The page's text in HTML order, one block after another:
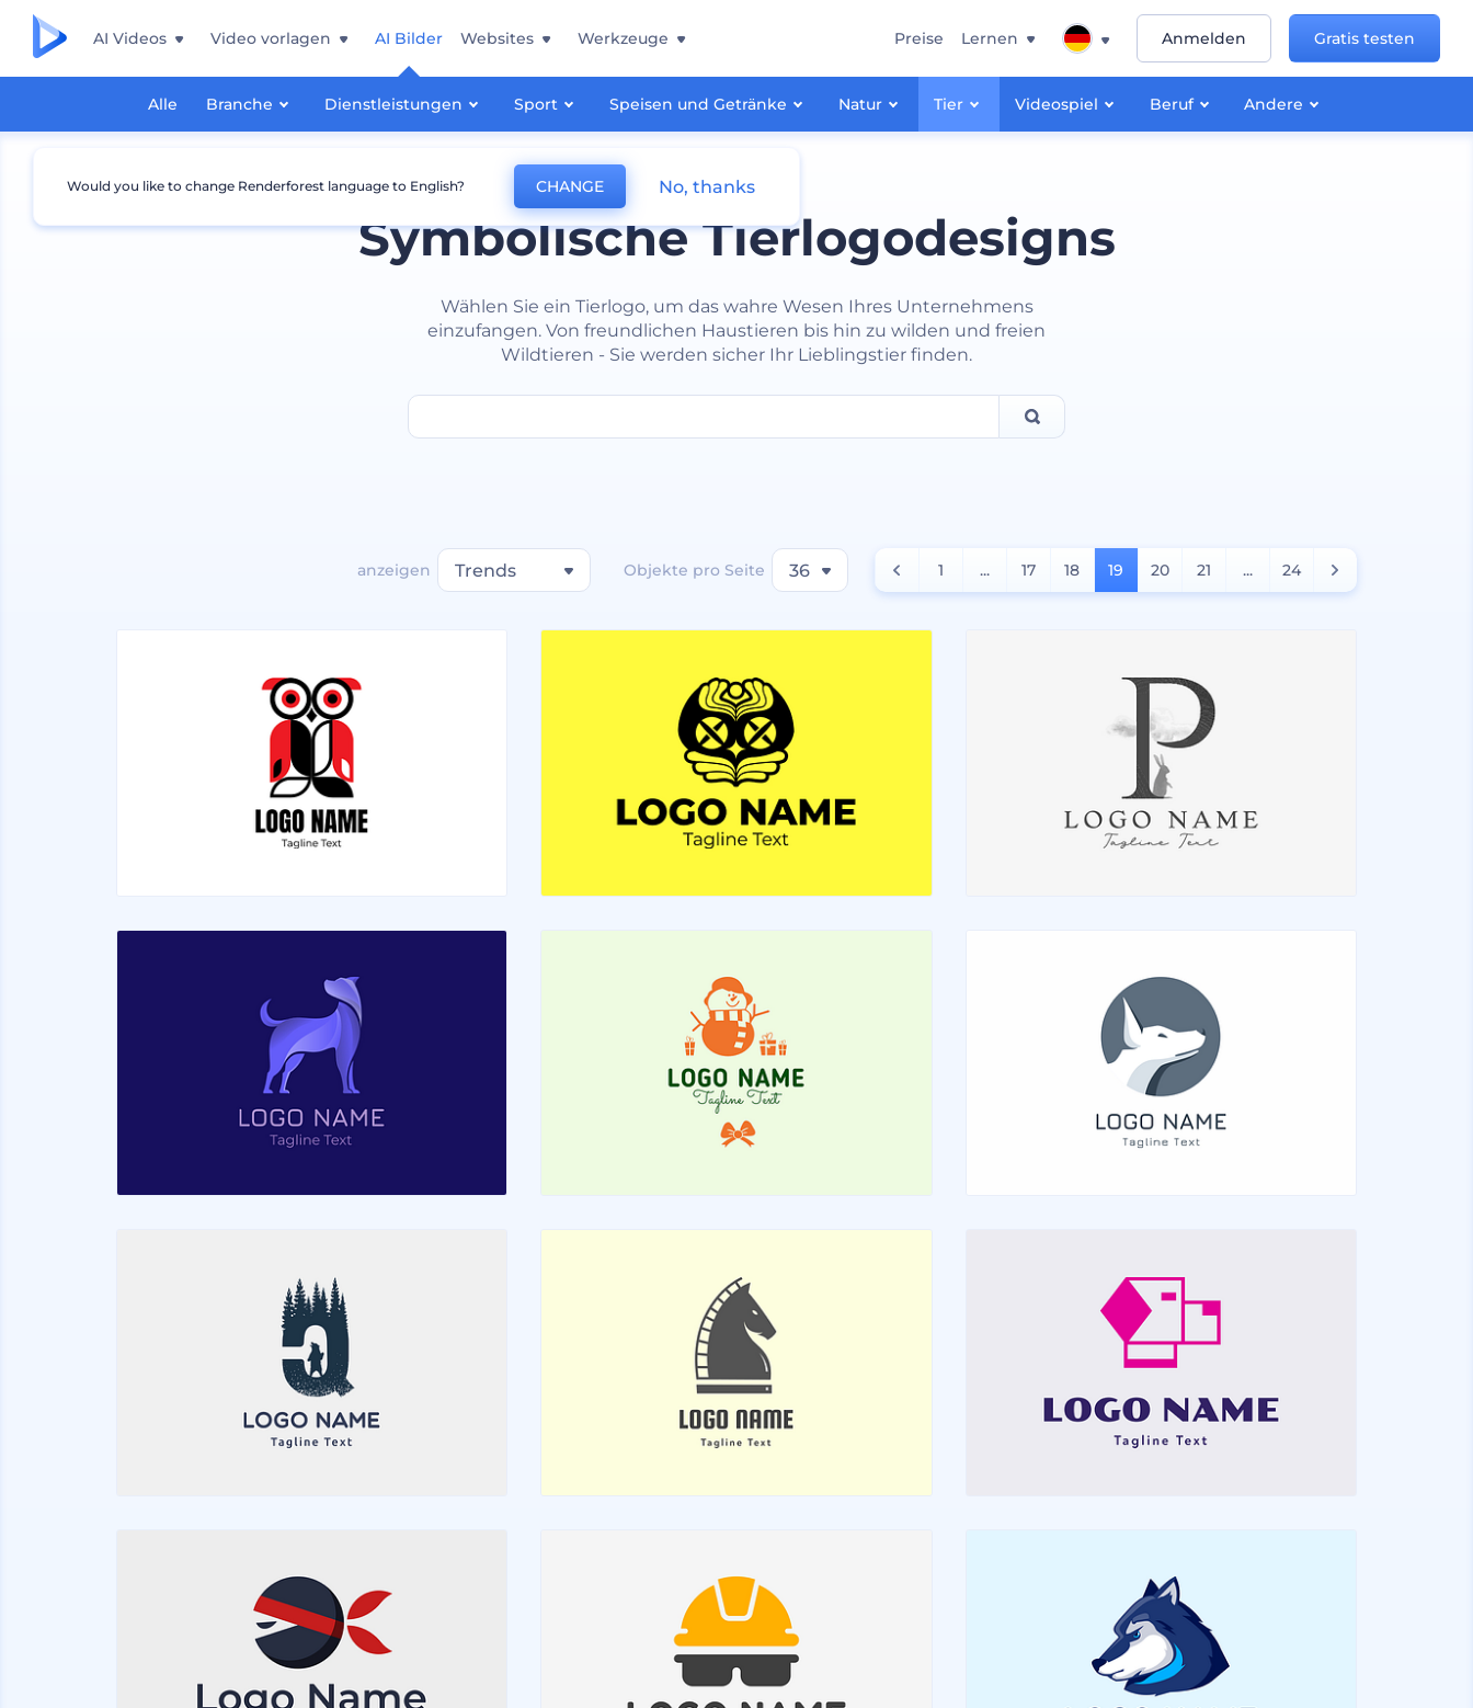
AI Videos Video vorlagen AI Bilder
Alle Branche Dienstleistungen Sport Speisen und Getränke Natur Tier Videospiel Beruf Andere
Websites Werkzeuge Preise Lernen Anmelden Gratis testen
Symbolische Tierlogodesigns
Wählen Sie ein Tierlogo, um das wahre Wesen Ihres Unternehmens
einzufangen. Von freundlichen Haustieren bis hin zu wilden und freien
Wildtieren - Sie werden sicher Ihr Lieblingstier finden.
anzeigen Trends Objekte pro Seite 36 1 ... 17 18 19 20 21 ... 24
Would you like to change Renderforest language to English? CHANGE No, thanks